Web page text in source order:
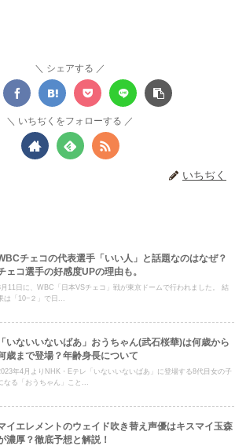
シェアする
いちぢくをフォローする
いちぢく
チェコの代表選手「いい人」と話題なのはなぜ？
ェコ選手の好感度UPの理由も。
11日に、WBC「日本VSチェコ」戦が東京ドームで行われました。 結
は「10−２」で日...
「いないいないばあ」おうちゃん(武石桜華)は何歳から
歳まで登場？年齢身長について
年4月よりNHK・Eテレ「いないいないばあ」に登場する8代目女の子
なる「おうちゃん」こと...
イエレメントのウェイド吹き替え声優はキスマイ玉森
濃厚？徹底予想と解説！